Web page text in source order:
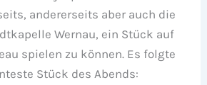
andererseits aber auch die
Wernau, ein Stück auf
spielen zu können. Es folgte
Stück des Abends: